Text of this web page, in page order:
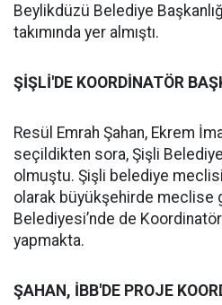
Beylikdüzü Belediye
takımında yer almıştı.
ŞİŞLİ'DE KOORDİNATÖR
Resül Emrah Şahan, Ekrem
seçildikten sora, Şişli
olmuştu. Şişli belediye
olarak büyükşehirde meclise
Belediyesi’nde de Koordinatör
yapmakta.
ŞAHAN, İBB'DE PROJE